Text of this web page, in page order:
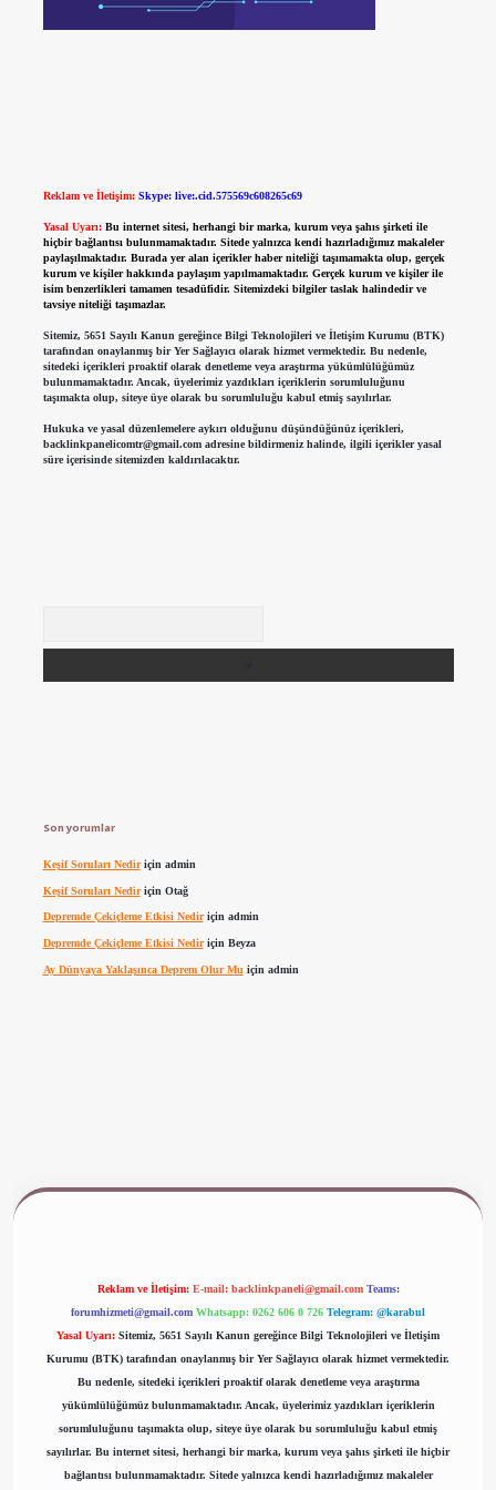
Reklam ve İletişim: Skype: live:.cid.575569c608265c69
Yasal Uyarı: Bu internet sitesi, herhangi bir marka, kurum veya şahıs şirketi ile
hiçbir bağlantısı bulunmamaktadır. Sitede yalnızca kendi hazırladığımız makaleler
paylaşılmaktadır. Burada yer alan içerikler haber niteliği taşımamakta olup, gerçek
kurum ve kişiler hakkında paylaşım yapılmamaktadır. Gerçek kurum ve kişiler ile
isim benzerlikleri tamamen tesadüfidir. Sitemizdeki bilgiler taslak halindedir ve
tavsiye niteliği taşımazlar.
Sitemiz, 5651 Sayılı Kanun gereğince Bilgi Teknolojileri ve İletişim Kurumu (BTK)
tarafından onaylanmış bir Yer Sağlayıcı olarak hizmet vermektedir. Bu nedenle,
sitedeki içerikleri proaktif olarak denetleme veya araştırma yükümlülüğümüz
bulunmamaktadır. Ancak, üyelerimiz yazdıkları içeriklerin sorumluluğunu
taşımakta olup, siteye üye olarak bu sorumluluğu kabul etmiş sayılırlar.
Hukuka ve yasal düzenlemelere aykırı olduğunu düşündüğünüz içerikleri,
backlinkpanelicomtr@gmail.comadresine bildirmeniz halinde, ilgili içerikler yasal
süre içerisinde sitemizden kaldırılacaktır.
Son yorumlar
Keşif Soruları Nediriçin admin
Keşif Soruları Nediriçin Otağ
Depremde Çekiçleme Etkisi Nediriçin admin
Depremde Çekiçleme Etkisi Nediriçin Beyza
Ay Dünyaya Yaklaşınca Deprem Olur Mu için admin
Reklam ve İletişim: E-mail: backlinkpaneli@gmail.com Teams:
forumhizmeti@gmail.com Whatsapp: 0262 606 0 726 Telegram: @karabul
Yasal Uyarı: Sitemiz, 5651 Sayılı Kanun gereğince Bilgi Teknolojileri ve İletişim
Kurumu (BTK) tarafından onaylanmış bir Yer Sağlayıcı olarak hizmet vermektedir.
Bu nedenle, sitedeki içerikleri proaktif olarak denetleme veya araştırma
yükümlülüğümüz bulunmamaktadır. Ancak, üyelerimiz yazdıkları içeriklerin
sorumluluğunu taşımakta olup, siteye üye olarak bu sorumluluğu kabul etmiş
sayılırlar. Bu internet sitesi, herhangi bir marka, kurum veya şahıs şirketi ile hiçbir
bağlantısı bulunmamaktadır. Sitede yalnızca kendi hazırladığımız makaleler